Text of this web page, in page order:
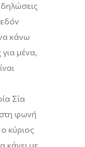
δηλώσεις
κάνω
μένα,
Σία
φωνή
κύριος